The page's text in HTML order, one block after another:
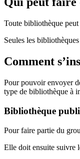
Toute bibliothèque
Seules les
Comment
Pour pouvoir envoyer
type de bibliothèque à
Bibliothèque
Pour faire partie du
Elle doit ensuite suivre